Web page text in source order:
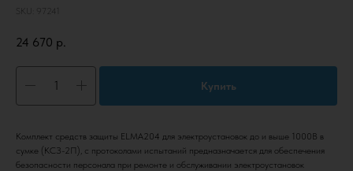
SKU:
97241
24 670 р.
Купить
Комплект средств защиты ELMA204 для электроустановок до и выше 1000В в
сумке (КСЗ-2П), с протоколами испытаний предназначается для обеспечения
безопасности персонала при ремонте и обслуживании электроустановок